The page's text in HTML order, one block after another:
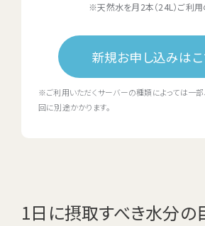
※天然水を月2本（24L）ご利
新規お申し込みはこ
※ご利用いただくサーバーの種類によっては一
回に別途かかります。
1日に摂取すべき水分の